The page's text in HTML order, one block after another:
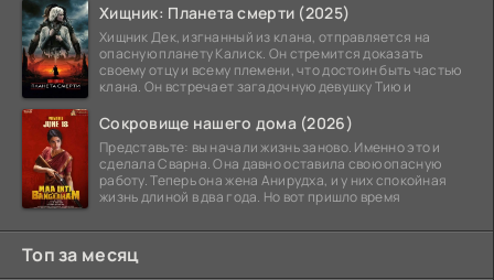
Хищник: Планета смерти (2025)
Хищник Дек, изгнанный из клана, отправляется на
опасную планету Калиск. Он стремится доказать
своему отцу и всему племени, что достоин быть частью
клана. Он встречает загадочную девушку Тию и
Сокровище нашего дома (2026)
Представьте: вы начали жизнь заново. Именно это и
сделала Сварна. Она давно оставила свою опасную
работу. Теперь она жена Анирудха, и у них спокойная
жизнь длиной в два года. Но вот пришло время
Топ за месяц